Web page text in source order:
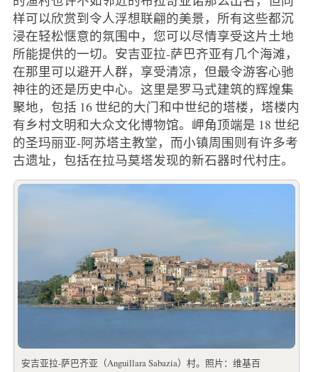
样可以欣赏到令人浮想联翩的美景，所有这些都沉
浸在轻松惬意的氛围中，您可以尽情享受这片土地
所能提供的一切。安吉亚拉-萨巴齐亚有几个海滩，
在那里可以避开人群，享受清凉，但最令游客心驰
神往的还是历史中心。这里是罗马式建筑的辉煌集
聚地，包括 16 世纪的大门和中世纪的塔楼，塔楼内
有乡村文明和大众文化博物馆。岬角顶端是 18 世纪
的圣玛丽亚-阿苏塔主教堂，而小镇周围则有许多考
古遗址，包括在拉马莫塔发现的新石器时代村庄。
安吉亚拉-萨巴齐亚（Anguillara Sabazia）村。照片：维基百